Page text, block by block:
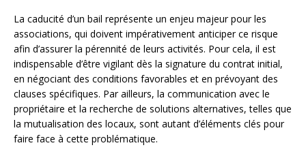
La caducité d’un bail représente un enjeu majeur pour les
associations, qui doivent impérativement anticiper ce risque
afin d’assurer la pérennité de leurs activités. Pour cela, il est
indispensable d’être vigilant dès la signature du contrat initial,
en négociant des conditions favorables et en prévoyant des
clauses spécifiques. Par ailleurs, la communication avec le
propriétaire et la recherche de solutions alternatives, telles que
la mutualisation des locaux, sont autant d’éléments clés pour
faire face à cette problématique.